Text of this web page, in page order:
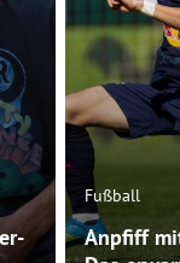
Fußball
Anpfiff